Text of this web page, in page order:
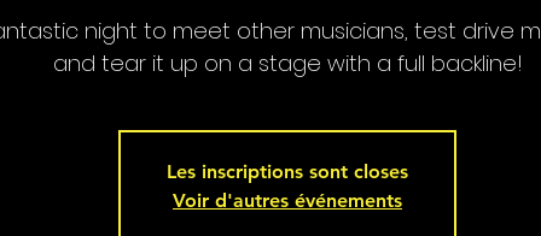
night to meet other musicians, test drive
and tear it up on a stage with a full backline!
Les inscriptions sont closes
Voir d'autres événements